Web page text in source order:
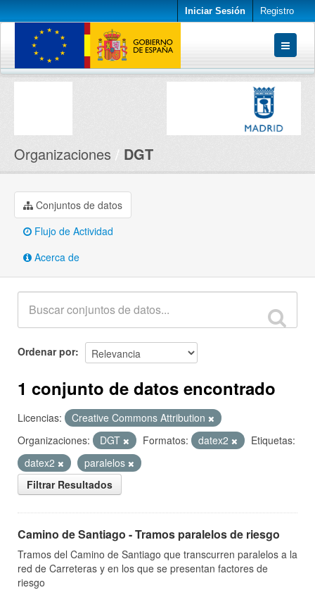
Iniciar Sesión Registro
Conjuntos de datos
Organizaciones DGT
Conjuntos de datos
Flujo de Actividad
Acerca de
Ordenar por
1 conjunto de datos encontrado
Licencias:
Creative Commons Attribution
Organizaciones:
DGT Formatos: datex2
Etiquetas:
datex2
paralelos
Filtrar Resultados
Camino de Santiago - Tramos paralelos de riesgo
Tramos del Camino de Santiago que transcurren paralelos a la
red de Carreteras y en los que se presentan factores de
riesgo